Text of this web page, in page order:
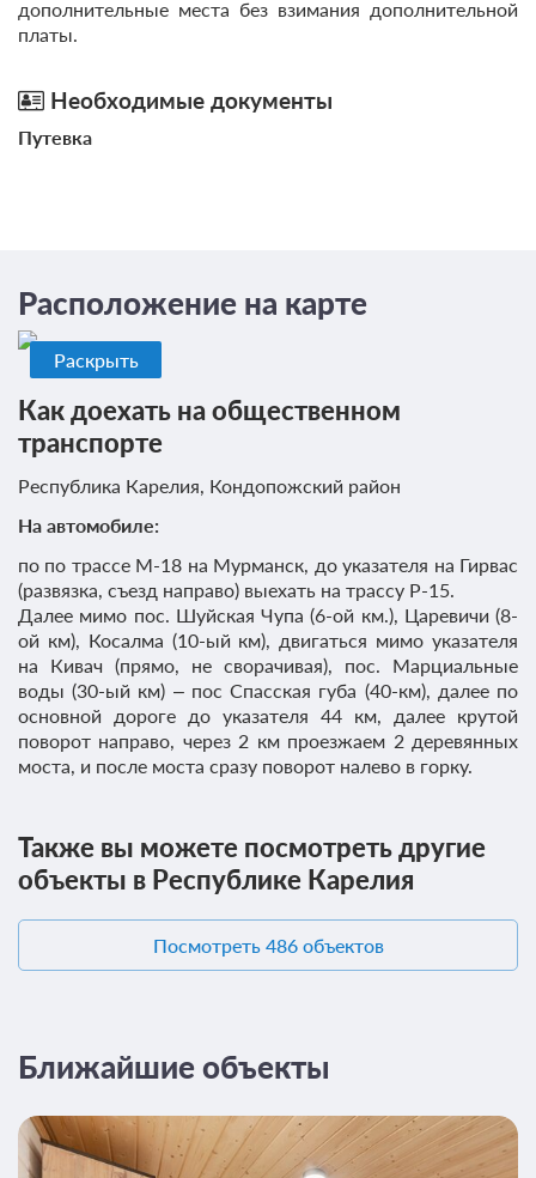
дополнительные места без взимания дополнительной
платы.
Необходимые документы
Путевка
Расположение на карте
Раскрыть
Как доехать на общественном
транспорте
Республика Карелия, Кондопожский район
На автомобиле:
по по трассе М-18 на Мурманск, до указателя на Гирвас
(развязка, съезд направо) выехать на трассу Р-15.
Далее мимо пос. Шуйская Чупа (6-ой км.), Царевичи (8-
ой км), Косалма (10-ый км), двигаться мимо указателя
на Кивач (прямо, не сворачивая), пос. Марциальные
воды (30-ый км) – пос Спасская губа (40-км), далее по
основной дороге до указателя 44 км, далее крутой
поворот направо, через 2 км проезжаем 2 деревянных
моста, и после моста сразу поворот налево в горку.
Также вы можете посмотреть другие
объекты в Республике Карелия
Посмотреть 486 объектов
Ближайшие объекты